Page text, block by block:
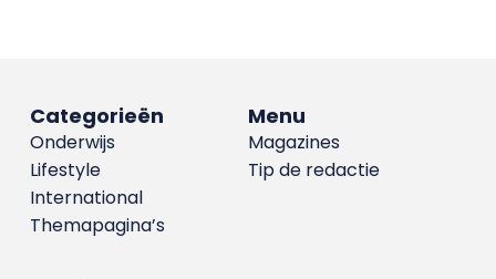
Menu
Magazines
Tip de redactie
Categorieën
Onderwijs
Lifestyle
International
Themapagina’s